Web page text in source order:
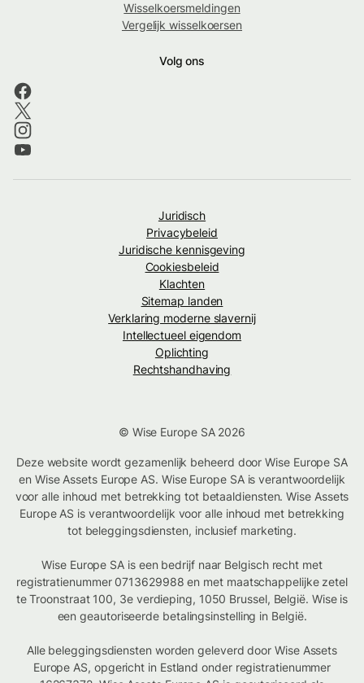
Wisselkoersmeldingen
Vergelijk wisselkoersen
Volg ons
Juridisch
Privacybeleid
Juridische kennisgeving
Cookiesbeleid
Klachten
Sitemap landen
Verklaring moderne slavernij
Intellectueel eigendom
Oplichting
Rechtshandhaving
© Wise Europe SA 2026
Deze website wordt gezamenlijk beheerd door Wise Europe SA
en Wise Assets Europe AS. Wise Europe SA is verantwoordelijk
voor alle inhoud met betrekking tot betaaldiensten. Wise Assets
Europe AS is verantwoordelijk voor alle inhoud met betrekking
tot beleggingsdiensten, inclusief marketing.
Wise Europe SA is een bedrijf naar Belgisch recht met
registratienummer 0713629988 en met maatschappelijke zetel
te Troonstraat 100, 3e verdieping, 1050 Brussel, België. Wise is
een geautoriseerde betalingsinstelling in België.
Alle beleggingsdiensten worden geleverd door Wise Assets
Europe AS, opgericht in Estland onder registratienummer